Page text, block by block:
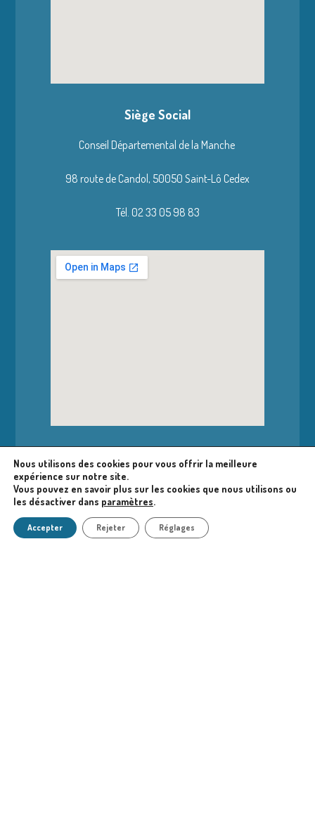
Siège Social
Conseil Départemental de la Manche
98 route de Candol, 50050 Saint-Lô Cedex
Tél. 02 33 05 98 83
Accéder à la bibliothèque
Nous contacter
Nous utilisons des cookies pour vous offrir la meilleure
expérience sur notre site.
Vous pouvez en savoir plus sur les cookies que nous utilisons ou
les désactiver dans paramètres.
Accepter Rejeter Réglages